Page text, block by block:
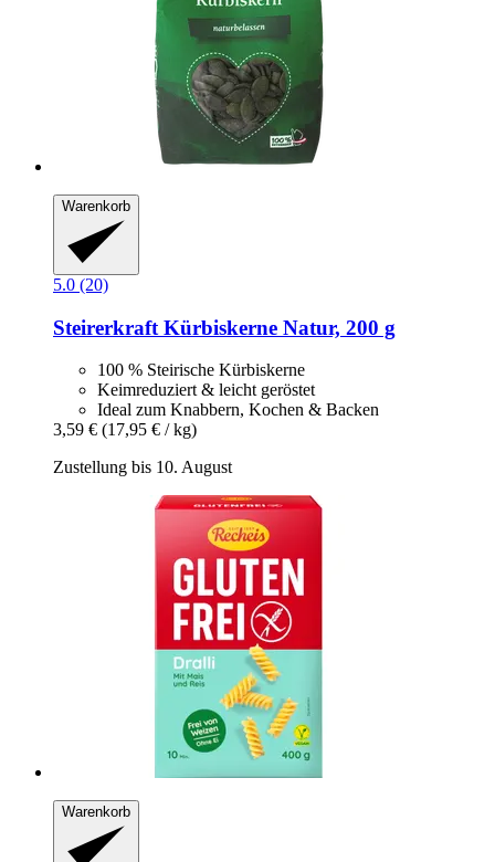
Warenkorb
5.0 (20)
Steirerkraft Kürbiskerne Natur, 200 g
100 % Steirische Kürbiskerne
Keimreduziert & leicht geröstet
Ideal zum Knabbern, Kochen & Backen
3,59 € (17,95 € / kg)
Zustellung bis 10. August
Warenkorb